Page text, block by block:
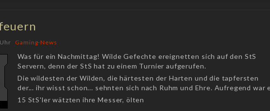
Gaming-News
Was für ein Nachmittag! Wilde Gefechte ereignetten sich auf den StS
Servern, denn der StS hat zu einem Turnier aufgerufen.
Die wildesten der Wilden, die härtesten der Harten und die tapfersten
der... ihr wisst schon... sehnten sich nach Ruhm und Ehre. Aufregend war
15 StS'ler wätzten ihre Messer, ölten